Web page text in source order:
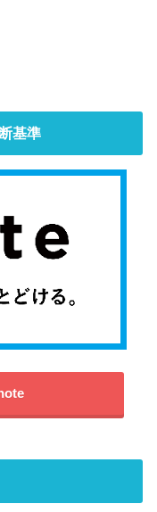
基準